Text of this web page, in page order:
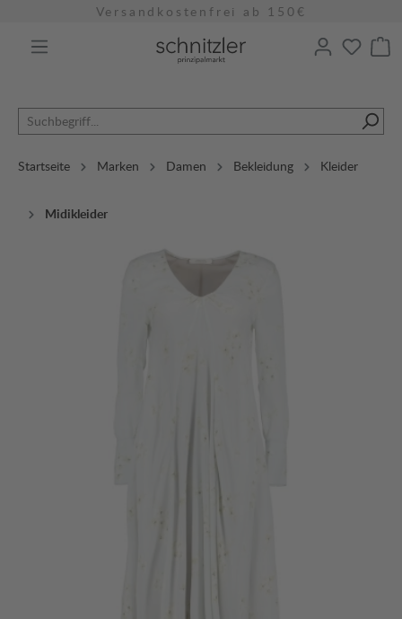
Versandkostenfrei ab 150€
Startseite Marken Damen Bekleidung Kleider
Midikleider